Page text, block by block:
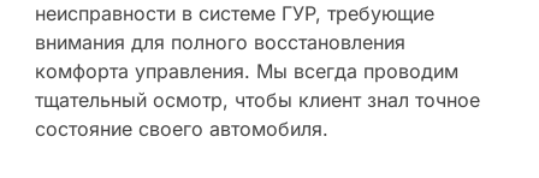
неисправности в системе ГУР, требующие
внимания для полного восстановления
комфорта управления. Мы всегда проводим
тщательный осмотр, чтобы клиент знал точное
состояние своего автомобиля.